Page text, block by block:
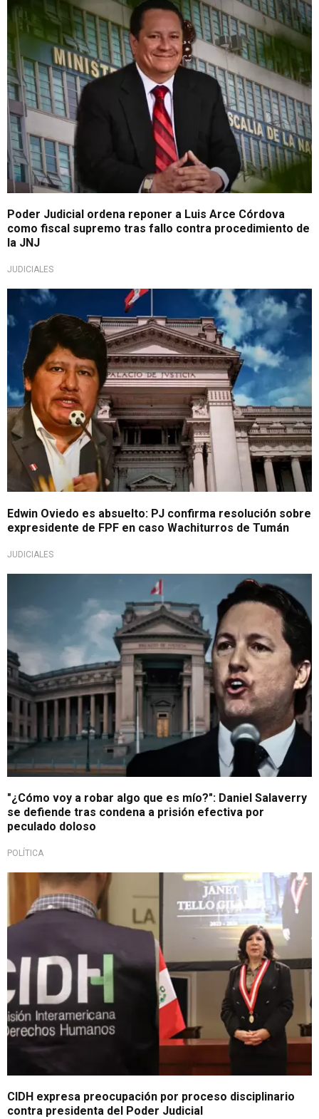
Poder Judicial ordena reponer a Luis Arce Córdova
como fiscal supremo tras fallo contra procedimiento de
la JNJ
JUDICIALES
¡Lo último!
Edwin Oviedo es absuelto: PJ confirma resolución sobre
expresidente de FPF en caso Wachiturros de Tumán
JUDICIALES
"¿Cómo voy a robar algo que es mío?": Daniel Salaverry
se defiende tras condena a prisión efectiva por
peculado doloso
POLÍTICA
Por denuncias públicas
CIDH expresa preocupación por proceso disciplinario
contra presidenta del Poder Judicial